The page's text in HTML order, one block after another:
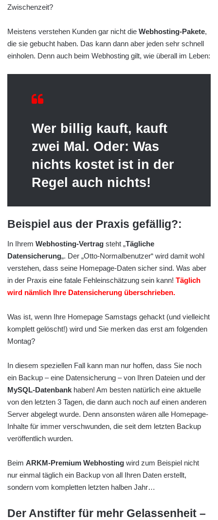
Zwischenzeit?
Meistens verstehen Kunden gar nicht die Webhosting-Pakete,
die sie gebucht haben. Das kann dann aber jeden sehr schnell
einholen. Denn auch beim Webhosting gilt, wie überall im Leben:
Wer billig kauft, kauft
zwei Mal. Oder: Was
nichts kostet ist in der
Regel auch nichts!
Beispiel aus der Praxis gefällig?:
In Ihrem Webhosting-Vertrag steht „Tägliche
Datensicherung„. Der „Otto-Normalbenutzer“ wird damit wohl
verstehen, dass seine Homepage-Daten sicher sind. Was aber
in der Praxis eine fatale Fehleinschätzung sein kann! Täglich
wird nämlich Ihre Datensicherung überschrieben.
Was ist, wenn Ihre Homepage Samstags gehackt (und vielleicht
komplett gelöscht!) wird und Sie merken das erst am folgenden
Montag?
In diesem speziellen Fall kann man nur hoffen, dass Sie noch
ein Backup – eine Datensicherung – von Ihren Dateien und der
MySQL-Datenbank haben! Am besten natürlich eine aktuelle
von den letzten 3 Tagen, die dann auch noch auf einen anderen
Server abgelegt wurde. Denn ansonsten wären alle Homepage-
Inhalte für immer verschwunden, die seit dem letzten Backup
veröffentlich wurden.
Beim ARKM-Premium Webhosting wird zum Beispiel nicht
nur einmal täglich ein Backup von all Ihren Daten erstellt,
sondern vom kompletten letzten halben Jahr…
Der Anstifter für mehr Gelassenheit –